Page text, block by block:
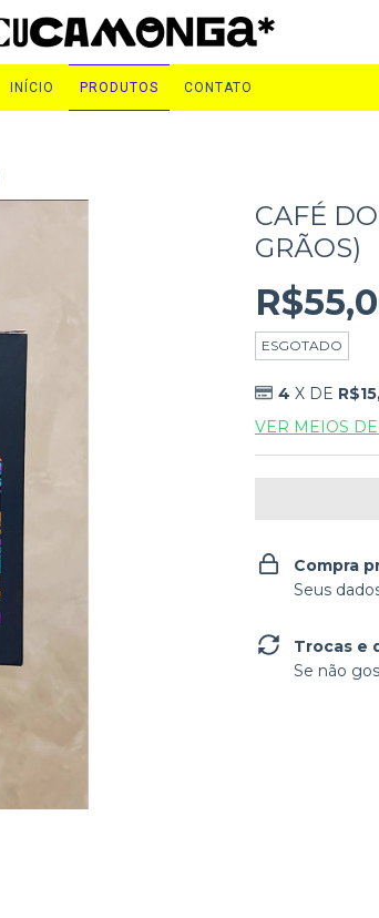
INÍCIO PRODUTOS CONTATO
CAFÉ
GRÃOS)
ESGOTADO
4 X DE
VER MEIOS
Compra
Seus
Trocas e
Se não